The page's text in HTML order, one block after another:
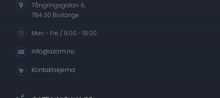
Tångringsgatan 6,
784 30 Borlänge
Man - Fre / 9:00 - 18:00
info@azom.no
Kontaktskjema